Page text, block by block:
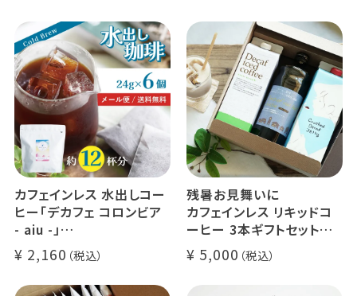
カフェインレス 水出しコー
ヒー「デカフェ コロンビア
- aiu -」
24g×6個（約12杯分）
マウンテンウォータープロ
セス カフェインレスコーヒ
2,160
残暑お見舞いに
カフェインレス リキッドコ
ーヒー 3本ギフトセット
クラッシュド デカフェ ゼリ
ー 1本
デカフェ オレベース【無
5,000